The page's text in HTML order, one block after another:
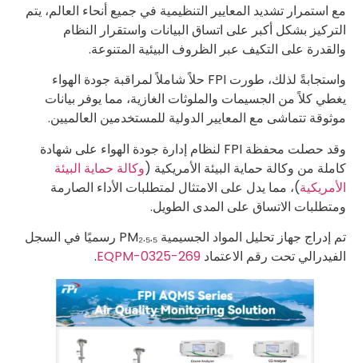
مع استمرار تشديد المعايير التنظيمية في جميع أنحاء العالم، يتم
التركيز بشكل أكبر على اتساق البيانات واستقرار النظام
والقدرة على التكيف عبر الظروف البيئية المتنوعة.
واستجابةً لذلك، طورت FPI حلاً شاملاً لمراقبة جودة الهواء
يغطي كلاً من الجسيمات والملوثات الغازية، مما يوفر بيانات
موثوقة تتماشى مع المعايير الدولية للمستخدمين العالميين.
وقد حصلت محفظة FPI لنظام إدارة جودة الهواء على شهادة
كاملة من وكالة حماية البيئة الأمريكية (وكالة حماية البيئة
الأمريكية)، مما يدل على الامتثال لمتطلبات الأداء الصارمة
ومتطلبات الاتساق على المدى الطويل.
تم إدراج جهاز تحليل المواد الجسيمية PM₂.₅.₅ رسميًا في السجل
الفيدرالي تحت رقم الاعتماد EQPM-0325-269
.